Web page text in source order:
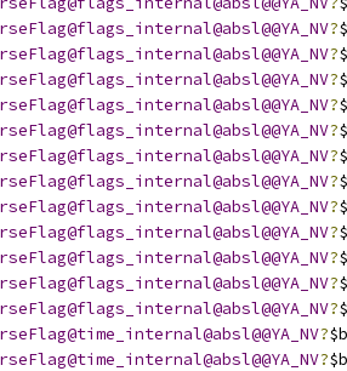
?
?
?
?
?
?
?
?
?
?
?
?
?
?